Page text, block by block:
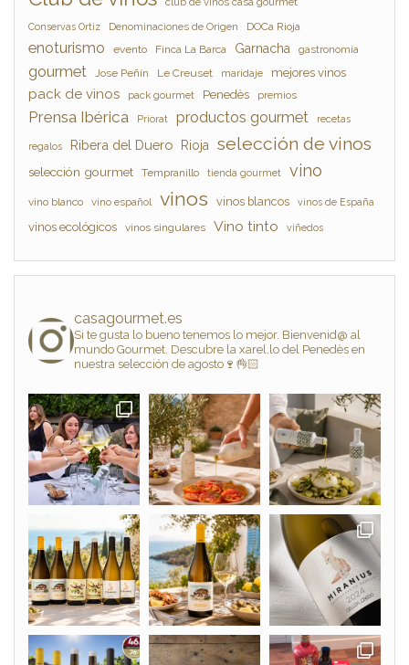
Conservas Ortiz Denominaciones de Origen DOCa Rioja
enoturismo evento Finca La Barca Garnacha gastronomía
gourmet Jose Peñín Le Creuset maridaje mejores vinos
pack de vinos pack gourmet Penedès premios
Prensa Ibérica Priorat productos gourmet recetas
regalos Ribera del Duero Rioja selección de vinos
selección gourmet Tempranillo tienda gourmet vino
vino blanco vino español vinos vinos blancos vinos de España
vinos ecológicos vinos singulares Vino tinto viñedos
casagourmet.es
Si te gusta lo bueno tenemos lo mejor. Bienvenid@ al
mundo Gourmet. Descubre la xarel.lo del Penedès en
nuestra selección de agosto🍷👌🏻